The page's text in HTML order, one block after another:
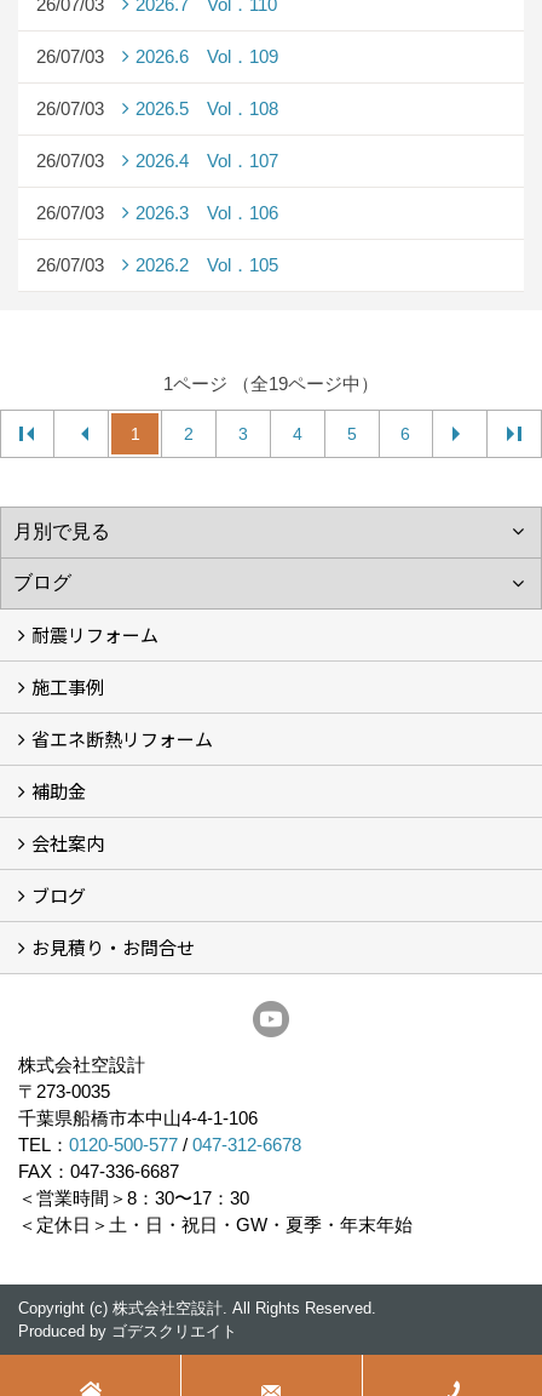
26/07/03 2026.6 Vol．109
26/07/03 2026.5 Vol．108
26/07/03 2026.4 Vol．107
26/07/03 2026.3 Vol．106
26/07/03 2026.2 Vol．105
1ページ （全19ページ中）
1 2 3 4 5 6
耐震リフォーム
空設計の耐震診断
耐震診断と耐震補強 動画
耐震診断レポート
減災セミナー・耐震基準と熊本地震 動画
耐震診断と耐震補強 解説
耐震診断Q&A
施工事例
施工事例
浴室の劣化改修と耐震補強 動画
浴室の劣化改修と耐震補強①
浴室の劣化改修と耐震補強②
省エネ断熱リフォーム
省エネ診断
省エネリフォーム
補助金
住宅性能表示制度
住宅断熱改修促進事業補助金2026
給湯省エネ2026
先進的窓リノベ2026
長期優良住宅化リフォーム推進事業
市川市耐震補助金
船橋市耐震補助金
浦安市耐震補助金
松戸市耐震補助金
四街道市耐震補助金
佐倉市耐震補助金
成田市耐震補助金
会社案内
経営理念／ご挨拶
会社概要
メディア掲載
リフォーム産業新聞掲載
表彰
スタッフ紹介
アクセス
不動産探し
プライバシーポリシー
ブログ
いちかわ新聞連載コラム
人生の歩き方
空設計通信
まもりとそなえ
豆知識
お見積り・お問合せ
耐震省エネ補助金無料相談会
株式会社空設計
〒273-0035
千葉県船橋市本中山4-4-1-106
TEL： 0120-500-577 / 047-312-6678
FAX：047-336-6687
＜営業時間＞8：30〜17：30
＜定休日＞土・日・祝日・GW・夏季・年末年始
Copyright (c) 株式会社空設計. All Rights Reserved.
Produced by ゴデスクリエイト